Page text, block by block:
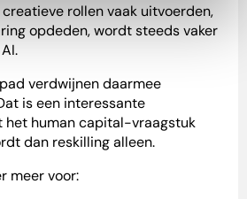
rollen vaak uitvoerden,
opdeden, wordt steeds vaker
verdwijnen daarmee
is een interessante
het human capital-vraagstuk
dan reskilling alleen.
meer voor: